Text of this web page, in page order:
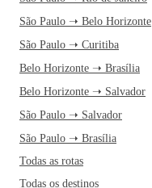
São Paulo ➝ Belo Horizonte
São Paulo ➝ Curitiba
Belo Horizonte ➝ Brasília
Belo Horizonte ➝ Salvador
São Paulo ➝ Salvador
São Paulo ➝ Brasília
Todas as rotas
Todas os destinos